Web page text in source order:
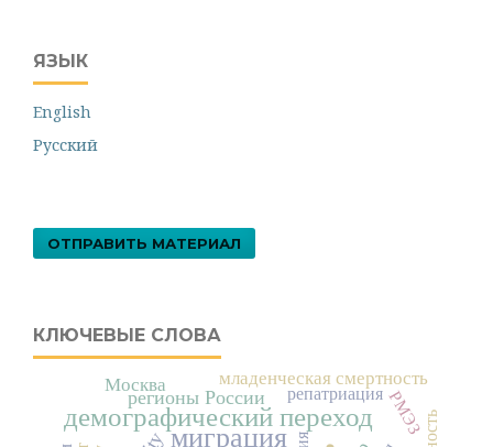
ЯЗЫК
English
Русский
ОТПРАВИТЬ МАТЕРИАЛ
КЛЮЧЕВЫЕ СЛОВА
миграция
демографический переход
регионы России
Москва младенческая смертность
репатриация РМЭЗ